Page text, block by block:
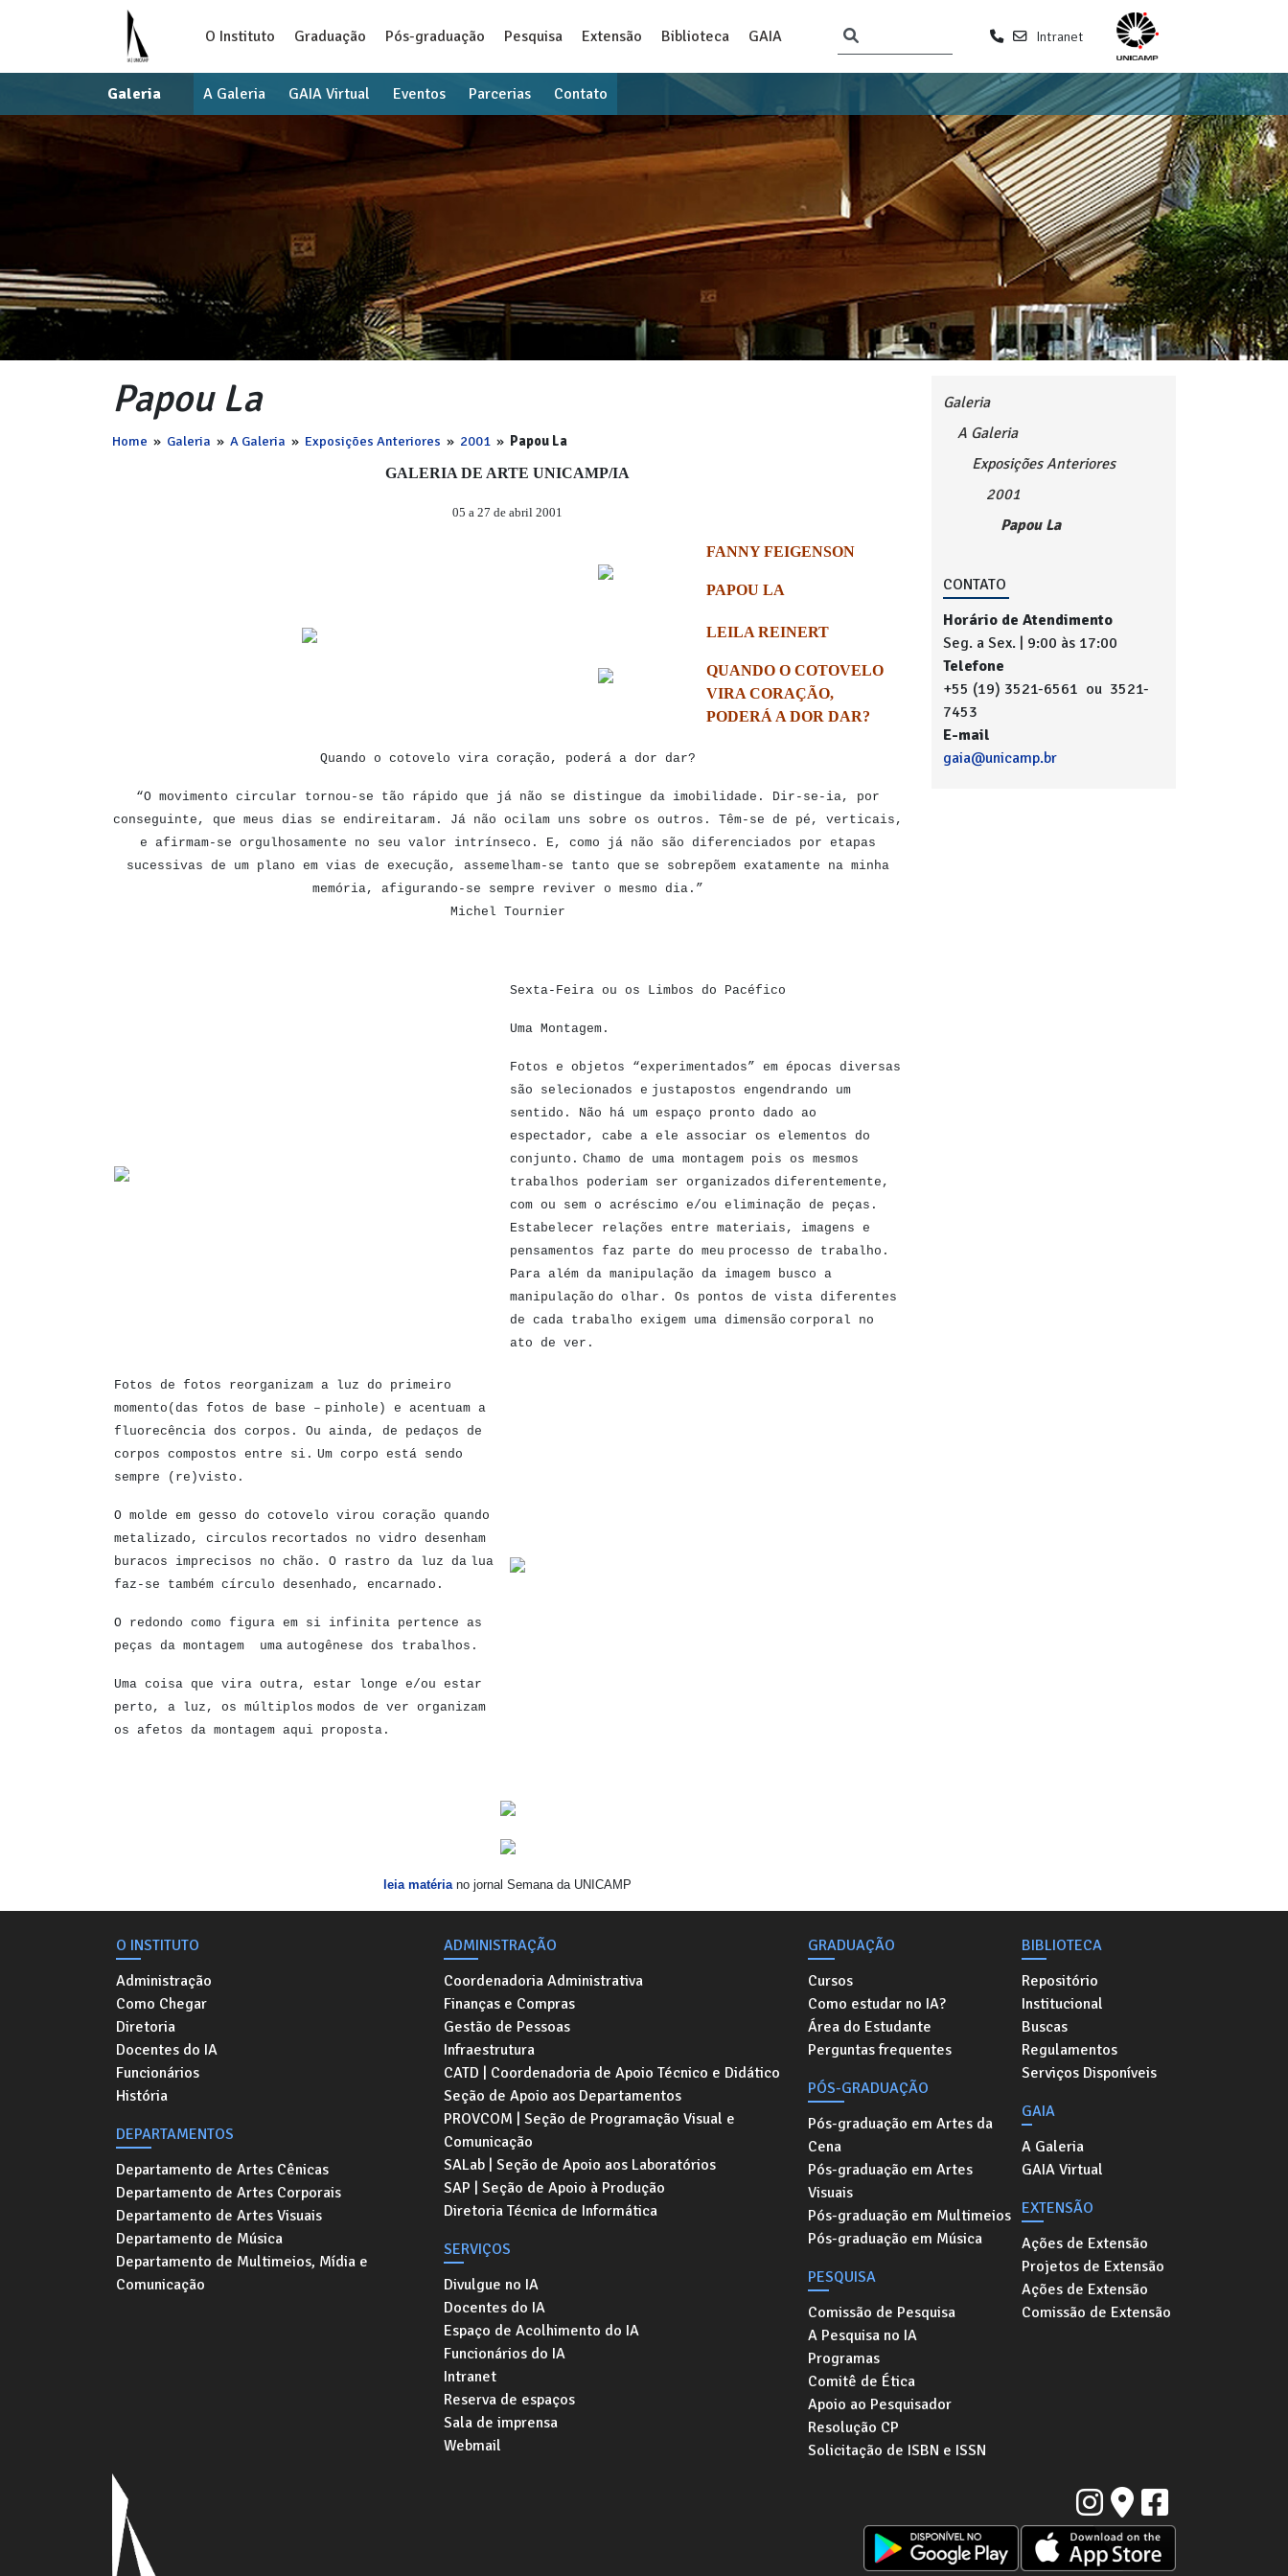
O Instituto Graduação Pós-graduação Pesquisa Extensão Biblioteca GAIA Intranet
Galeria A Galeria GAIA Virtual Eventos Parcerias Contato
Papou La
Home » Galeria » A Galeria » Exposições Anteriores » 2001 » Papou La
GALERIA DE ARTE UNICAMP/IA
05 a 27 de abril 2001
FANNY FEIGENSON
PAPOU LA
LEILA REINERT
QUANDO O COTOVELO
VIRA CORAÇÃO,
PODERÁ A DOR DAR?
Quando o cotovelo vira coração, poderá a dor dar?
“O movimento circular tornou-se tão rápido que já não se distingue da imobilidade. Dir-se-ia, por
conseguinte, que meus dias se endireitaram. Já não ocilam uns sobre os outros. Têm-se de pé, verticais,
e afirmam-se orgulhosamente no seu valor intrínseco. E, como já não são diferenciados por etapas
sucessivas de um plano em vias de execução, assemelham-se tanto que se sobrepõem exatamente na minha
memória, afigurando-se sempre reviver o mesmo dia.”
Michel Tournier
Sexta-Feira ou os Limbos do Pacéfico
Uma Montagem.
Fotos e objetos “experimentados” em épocas diversas
são selecionados e justapostos engendrando um
sentido. Não há um espaço pronto dado ao
espectador, cabe a ele associar os elementos do
conjunto. Chamo de uma montagem pois os mesmos
trabalhos poderiam ser organizados diferentemente,
com ou sem o acréscimo e/ou eliminação de peças.
Estabelecer relações entre materiais, imagens e
pensamentos faz parte do meu processo de trabalho.
Para além da manipulação da imagem busco a
manipulação do olhar. Os pontos de vista diferentes
de cada trabalho exigem uma dimensão corporal no
ato de ver.
Fotos de fotos reorganizam a luz do primeiro
momento(das fotos de base – pinhole) e acentuam a
fluorecência dos corpos. Ou ainda, de pedaços de
corpos compostos entre si. Um corpo está sendo
sempre (re)visto.
O molde em gesso do cotovelo virou coração quando
metalizado, circulos recortados no vidro desenham
buracos imprecisos no chão. O rastro da luz da lua
faz-se também círculo desenhado, encarnado.
O redondo como figura em si infinita pertence as
peças da montagem ­ uma autogênese dos trabalhos.
Uma coisa que vira outra, estar longe e/ou estar
perto, a luz, os múltiplos modos de ver organizam
os afetos da montagem aqui proposta.
leia matériano jornal Semana da UNICAMP
Galeria
A Galeria
Exposições Anteriores
2001
Papou La
CONTATO
Horário de Atendimento
Seg. a Sex. | 9:00 às 17:00
Telefone
+55 (19) 3521-6561 ou 3521-
7453
E-mail
gaia@unicamp.br
O INSTITUTO
Administração
Como Chegar
Diretoria
Docentes do IA
Funcionários
História
DEPARTAMENTOS
Departamento de Artes Cênicas
Departamento de Artes Corporais
Departamento de Artes Visuais
Departamento de Música
Departamento de Multimeios, Mídia e
Comunicação
ADMINISTRAÇÃO
Coordenadoria Administrativa
Finanças e Compras
Gestão de Pessoas
Infraestrutura
CATD | Coordenadoria de Apoio Técnico e Didático
Seção de Apoio aos Departamentos
PROVCOM | Seção de Programação Visual e
Comunicação
SALab | Seção de Apoio aos Laboratórios
SAP | Seção de Apoio à Produção
Diretoria Técnica de Informática
SERVIÇOS
Divulgue no IA
Docentes do IA
Espaço de Acolhimento do IA
Funcionários do IA
Intranet
Reserva de espaços
Sala de imprensa
Webmail
GRADUAÇÃO
Cursos
Como estudar no IA?
Área do Estudante
Perguntas frequentes
PÓS-GRADUAÇÃO
Pós-graduação em Artes da
Cena
Pós-graduação em Artes
Visuais
Pós-graduação em Multimeios
Pós-graduação em Música
PESQUISA
Comissão de Pesquisa
A Pesquisa no IA
Programas
Comitê de Ética
Apoio ao Pesquisador
Resolução CP
Solicitação de ISBN e ISSN
BIBLIOTECA
Repositório
Institucional
Buscas
Regulamentos
Serviços Disponíveis
GAIA
A Galeria
GAIA Virtual
EXTENSÃO
Ações de Extensão
Projetos de Extensão
Ações de Extensão
Comissão de Extensão